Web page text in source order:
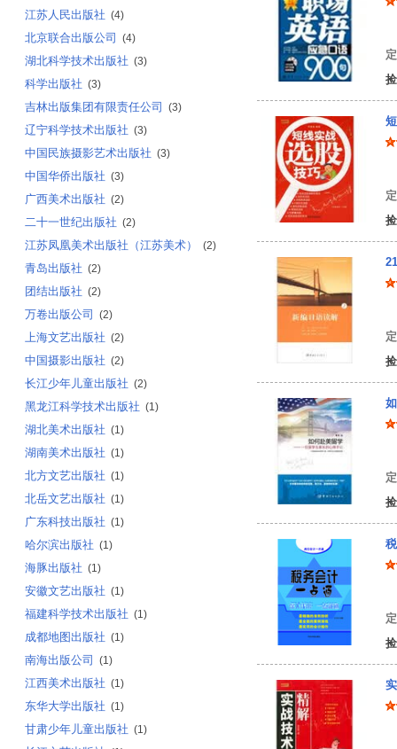
江苏人民出版社 (4)
北京联合出版公司 (4)
湖北科学技术出版社 (3)
科学出版社 (3)
吉林出版集团有限责任公司 (3)
辽宁科学技术出版社 (3)
中国民族摄影艺术出版社 (3)
中国华侨出版社 (3)
广西美术出版社 (2)
二十一世纪出版社 (2)
江苏凤凰美术出版社（江苏美术） (2)
青岛出版社 (2)
团结出版社 (2)
万卷出版公司 (2)
上海文艺出版社 (2)
中国摄影出版社 (2)
长江少年儿童出版社 (2)
黑龙江科学技术出版社 (1)
湖北美术出版社 (1)
湖南美术出版社 (1)
北方文艺出版社 (1)
北岳文艺出版社 (1)
广东科技出版社 (1)
哈尔滨出版社 (1)
海豚出版社 (1)
安徽文艺出版社 (1)
福建科学技术出版社 (1)
成都地图出版社 (1)
南海出版公司 (1)
江西美术出版社 (1)
东华大学出版社 (1)
甘肃少年儿童出版社 (1)